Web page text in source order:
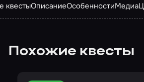
квестыОписаниеОсобенностиМедиа
Похожие квесты